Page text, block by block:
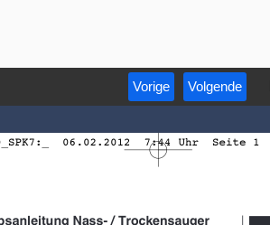
Vorige Volgende